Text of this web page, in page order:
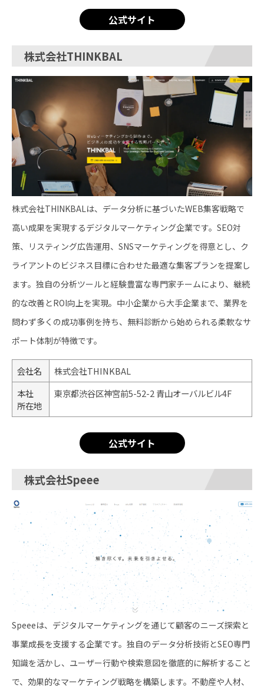
公式サイト
株式会社THINKBAL
株式会社THINKBALは、データ分析に基づいたWEB集客戦略で
高い成果を実現するデジタルマーケティング企業です。SEO対
策、リスティング広告運用、SNSマーケティングを得意とし、ク
ライアントのビジネス目標に合わせた最適な集客プランを提案し
ます。独自の分析ツールと経験豊富な専門家チームにより、継続
的な改善とROI向上を実現。中小企業から大手企業まで、業界を
問わず多くの成功事例を持ち、無料診断から始められる柔軟なサ
ポート体制が特徴です。
会社名
株式会社THINKBAL
本社
所在地
東京都渋谷区神宮前5-52-2 青山オーバルビル4F
公式サイト
株式会社Speee
Speeeは、デジタルマーケティングを通じて顧客のニーズ探索と
事業成長を支援する企業です。独自のデータ分析技術とSEO専門
知識を活かし、ユーザー行動や検索意図を徹底的に解析すること
で、効果的なマーケティング戦略を構築します。不動産や人材、